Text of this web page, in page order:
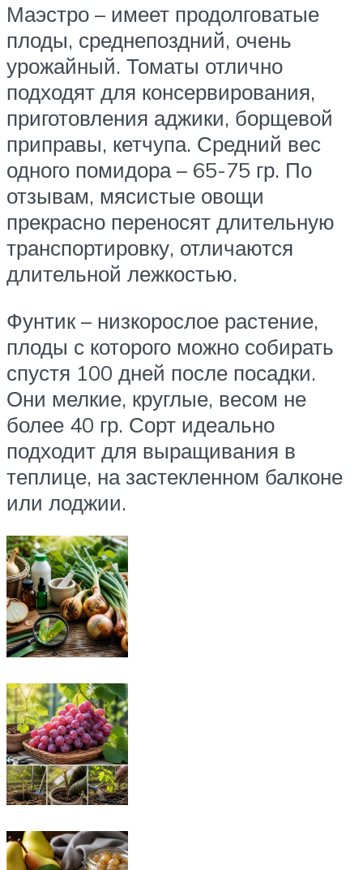
Маэстро – имеет продолговатые
плоды, среднепоздний, очень
урожайный. Томаты отлично
подходят для консервирования,
приготовления аджики, борщевой
приправы, кетчупа. Средний вес
одного помидора – 65-75 гр. По
отзывам, мясистые овощи
прекрасно переносят длительную
транспортировку, отличаются
длительной лежкостью.
Фунтик – низкорослое растение,
плоды с которого можно собирать
спустя 100 дней после посадки.
Они мелкие, круглые, весом не
более 40 гр. Сорт идеально
подходит для выращивания в
теплице, на застекленном балконе
или лоджии.